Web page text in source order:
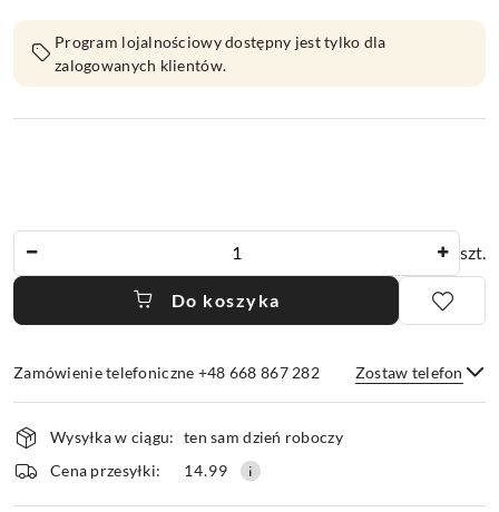
Program lojalnościowy dostępny jest tylko dla
zalogowanych klientów.
szt.
Do koszyka
Zamówienie telefoniczne +48 668 867 282 Zostaw telefon
Wyślij
Dostępność
i
dostawa
Wysyłka w ciągu: ten sam dzień roboczy
Cena przesyłki:
14.99